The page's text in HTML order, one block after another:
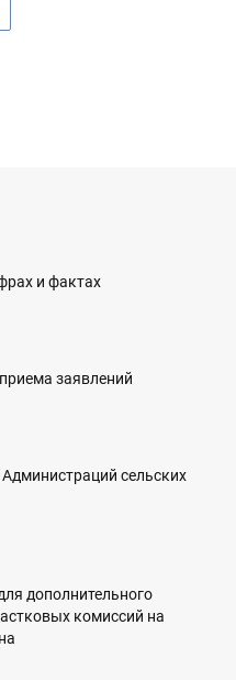
и фактах
заявлений
сельских
дополнительного
комиссий на